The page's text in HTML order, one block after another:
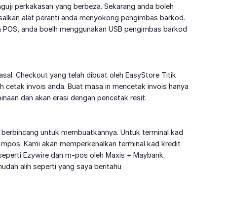
perkakasan yang berbeza. Sekarang anda boleh
alat peranti anda menyokong pengimbas barkod.
anda boelh menggunakan USB pengimbas barkod
Checkout yang telah dibuat oleh EasyStore Titik
cetak invois anda. Buat masa in mencetak invois hanya
dan akan erasi dengan pencetak resit.
untuk membuatkannya. Untuk terminal kad
Kami akan memperkenalkan terminal kad kredit
Ezywire dan m-pos oleh Maxis + Maybank.
alih seperti yang saya beritahu